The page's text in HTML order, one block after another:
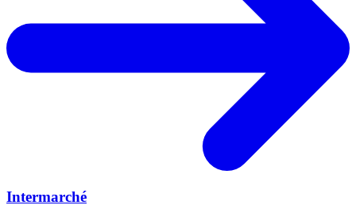
Intermarché